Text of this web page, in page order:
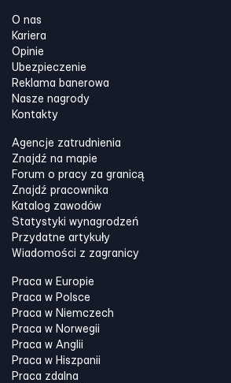
O nas
Kariera
Opinie
Ubezpieczenie
Reklama banerowa
Nasze nagrody
Kontakty
Agencje zatrudnienia
Znajdź na mapie
Forum o pracy za granicą
Znajdź pracownika
Katalog zawodów
Statystyki wynagrodzeń
Przydatne artykuły
Wiadomości z zagranicy
Praca w Europie
Praca w Polsce
Praca w Niemczech
Praca w Norwegii
Praca w Anglii
Praca w Hiszpanii
Praca zdalna